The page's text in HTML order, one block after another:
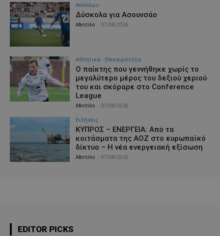
Απόλλων
Δύσκολα για Ασουνσάο
Afentiko 07/08/2026
Αθλητικά - Επικαιρότητα
Ο παίκτης που γεννήθηκε χωρίς το
μεγαλύτερο μέρος του δεξιού χεριού
του και σκόραρε στο Conference
League
Afentiko 07/08/2026
Ειδήσεις
ΚΥΠΡΟΣ – ΕΝΕΡΓΕΙΑ: Από τα
κοιτάσματα της ΑΟΖ στο ευρωπαϊκό
δίκτυο – Η νέα ενεργειακή εξίσωση
Afentiko 07/08/2026
EDITOR PICKS